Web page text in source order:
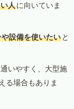
人に向いていま
設備を使いたい と
いやすく、大型施
る場合もありま